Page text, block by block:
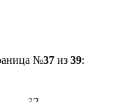
№37из 39: